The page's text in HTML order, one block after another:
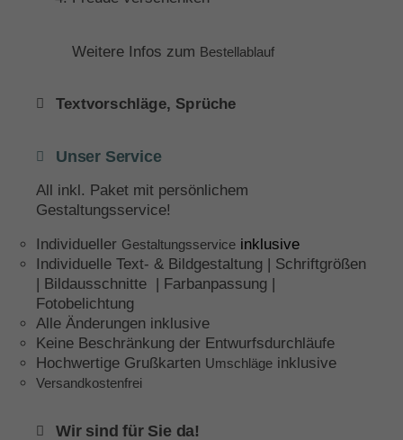
Weitere Infos zum Bestellablauf
Textvorschläge, Sprüche
Unser Service
All inkl. Paket mit persönlichem
Gestaltungsservice!
Individueller Gestaltungsservice inklusive
Individuelle Text- & Bildgestaltung | Schriftgrößen
| Bildausschnitte | Farbanpassung |
Fotobelichtung
Alle Änderungen inklusive
Keine Beschränkung der Entwurfsdurchläufe
Hochwertige Grußkarten Umschläge inklusive
Versandkostenfrei
Wir sind für Sie da!